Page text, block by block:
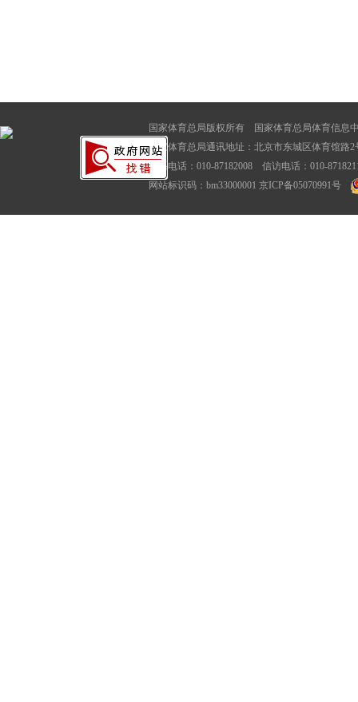
国家体育总局版权所有 国家体育总局体育信息
国家体育总局通讯地址：北京市东城区体育馆
联系电话：010-87182008 信访电话：010-
网站标识码：bm33000001 京ICP备05070991号